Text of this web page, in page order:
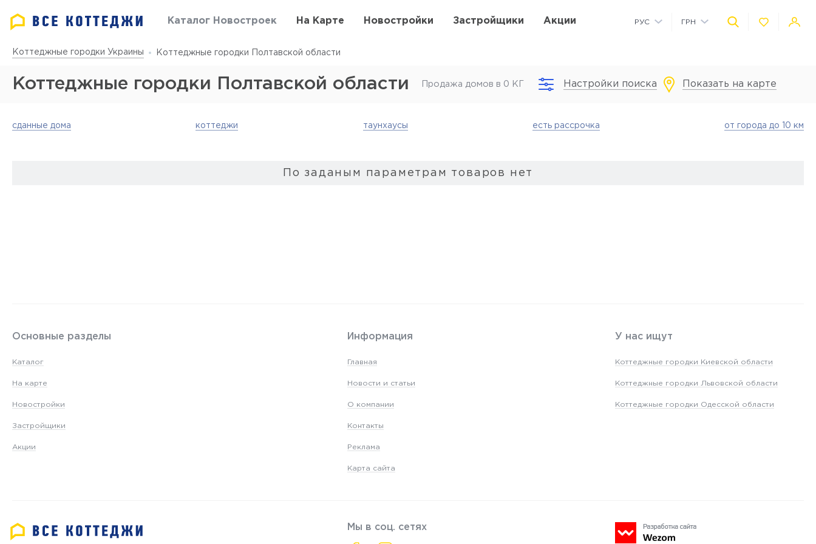
Каталог Новостроек На Карте Новостройки Застройщики Акции РУС ГРН
Коттеджные городки Украины Коттеджные городки Полтавской области
Коттеджные городки Полтавской области Продажа домов в 0 КГ Настройки поиска Показать на карте
сданные дома коттеджи таунхаусы есть рассрочка от города до 10 км
По заданым параметрам товаров нет
Основные разделы
Каталог
На карте
Новостройки
Застройщики
Акции
Информация
Главная
Новости и статьи
О компании
Контакты
Реклама
Карта сайта
У нас ищут
Коттеджные городки Киевской области
Коттеджные городки Львовской области
Коттеджные городки Одесской области
Мы в соц. сетях